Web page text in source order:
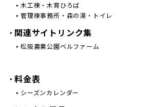
木工棟・木育ひろば
管理棟事務所・森の湯・トイレ
関連サイトリンク集
松阪農業公園ベルファーム
料金表
シーズンカレンダー